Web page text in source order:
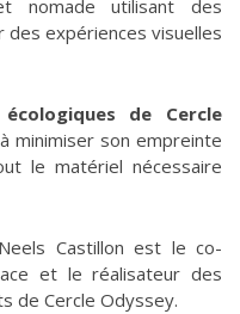
nomade utilisant des
expériences visuelles
de Cercle
minimiser son empreinte
le matériel nécessaire
Neels Castillon est le co-
et le réalisateur des
de Cercle Odyssey.